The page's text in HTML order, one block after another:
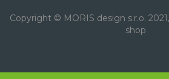
Copyright © MORIS design s.r.o.
shop